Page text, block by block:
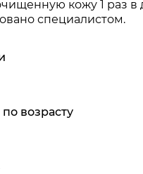
кожу 1 раз в
специалистом.
возрасту